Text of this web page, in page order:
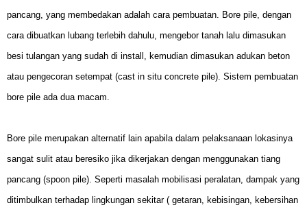
pancang, yang membedakan adalah cara pembuatan. Bore pile, dengan
cara dibuatkan lubang terlebih dahulu, mengebor tanah lalu dimasukan
besi tulangan yang sudah di install, kemudian dimasukan adukan beton
atau pengecoran setempat (cast in situ concrete pile). Sistem pembuatan
bore pile ada dua macam.
Bore pile merupakan alternatif lain apabila dalam pelaksanaan lokasinya
sangat sulit atau beresiko jika dikerjakan dengan menggunakan tiang
pancang (spoon pile). Seperti masalah mobilisasi peralatan, dampak yang
ditimbulkan terhadap lingkungan sekitar ( getaran, kebisingan, kebersihan